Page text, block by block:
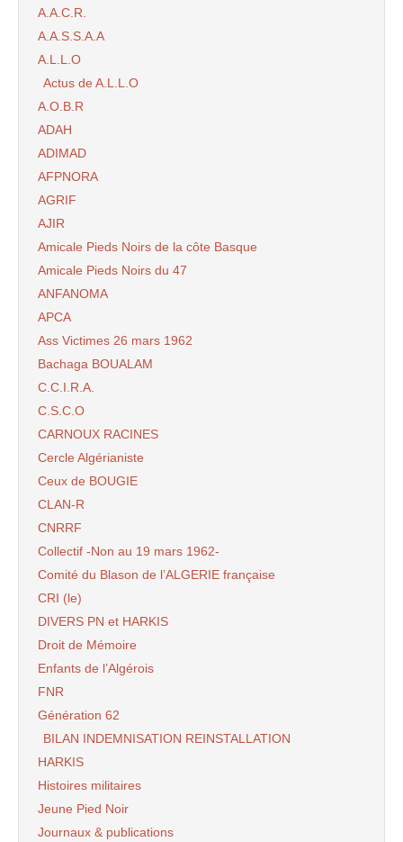
A.A.C.R.
A.A.S.S.A.A
A.L.L.O
Actus de A.L.L.O
A.O.B.R
ADAH
ADIMAD
AFPNORA
AGRIF
AJIR
Amicale Pieds Noirs de la côte Basque
Amicale Pieds Noirs du 47
ANFANOMA
APCA
Ass Victimes 26 mars 1962
Bachaga BOUALAM
C.C.I.R.A.
C.S.C.O
CARNOUX RACINES
Cercle Algérianiste
Ceux de BOUGIE
CLAN-R
CNRRF
Collectif -Non au 19 mars 1962-
Comité du Blason de l’ALGERIE française
CRI (le)
DIVERS PN et HARKIS
Droit de Mémoire
Enfants de l’Algérois
FNR
Génération 62
BILAN INDEMNISATION REINSTALLATION
HARKIS
Histoires militaires
Jeune Pied Noir
Journaux & publications